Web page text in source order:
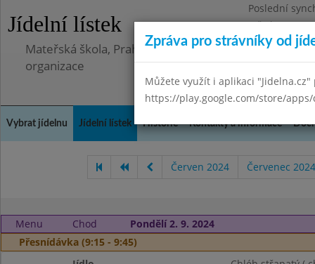
Jídelní lístek
Poslední
Středa
Mateřská škola, Praha 5 - Barrandov, Lohniského
organizace
Vybrat jídelnu Jídelní lístek Historie Kontakty a informace
Červen 2024 Červenec 2024
Menu Chod
Pondělí 2. 9. 2024
Přesnídávka (9:15 - 9:45)
Zpráva pro strávníky od
Můžete využít i aplikaci
https://play.google.com/store/